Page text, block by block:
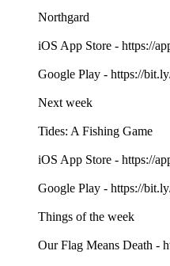
Northgard
iOS App Store - https://
Google Play - https://
Next week
Tides: A Fishing Game
iOS App Store - https://
Google Play - https://
Things of the week
Our Flag Means Death -